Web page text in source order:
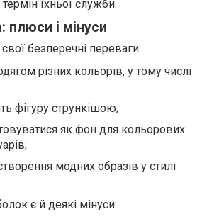
їхньої служби.
плюси і мінуси
безперечні переваги:
різних кольорів, у тому числі
фігуру стрункішою;
як фон для кольорових
модних образів у стилі
є й деякі мінуси: